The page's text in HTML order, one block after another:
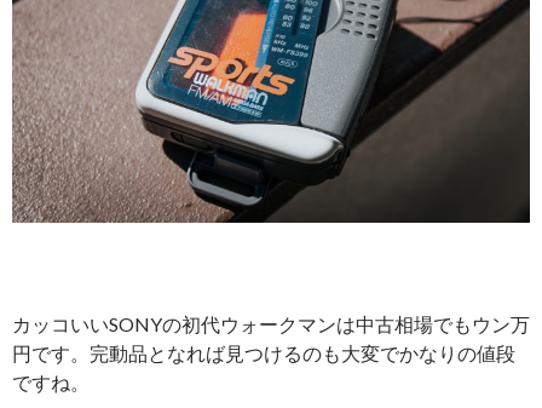
カッコいいSONYの初代ウォークマンは中古相場でもウン万
円です。完動品となれば見つけるのも大変でかなりの値段
ですね。